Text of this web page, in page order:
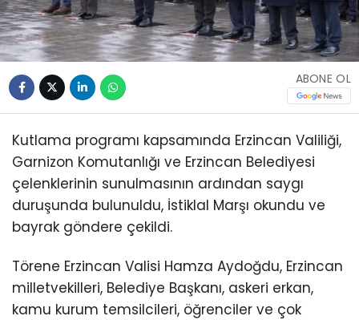
ABONE OL
Kutlama programı kapsamında Erzincan Valiliği,
Garnizon Komutanlığı ve Erzincan Belediyesi
çelenklerinin sunulmasının ardından saygı
duruşunda bulunuldu, İstiklal Marşı okundu ve
bayrak göndere çekildi.
Törene Erzincan Valisi Hamza Aydoğdu, Erzincan
milletvekilleri, Belediye Başkanı, askeri erkan,
kamu kurum temsilcileri, öğrenciler ve çok